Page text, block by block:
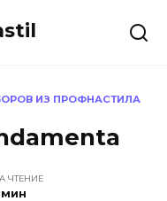
ИЗ ПРОФНАСТИЛА
ЧТЕНИЕ
мин